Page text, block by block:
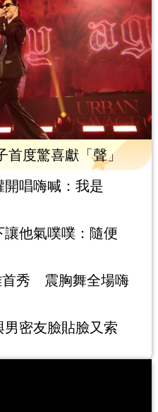
首度驚喜獻「聲」
唱嗨喊：我是
他氣噗噗：隨便
首秀 震胸舞全場嗨
密友臉貼臉又索